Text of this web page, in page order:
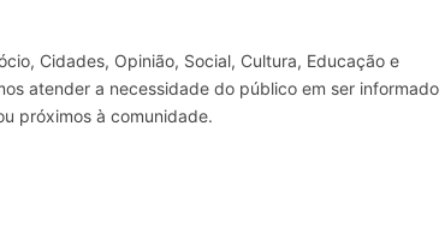
Cidades, Opinião, Social, Cultura, Educação e
atender a necessidade do público em ser informado
próximos à comunidade.